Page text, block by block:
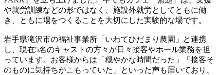
や就労訓練などの形ではなく、施設外就労としてともに働
き、ともに場をつくることを大切にした実験的な場です。
岩手県滝沢市の福祉事業所「いわてひだまり農園」と連携
し、現在5名のキャストの方々が日々接客やホール業務を担
っています。お客様からは「穏やかな時間だった」「接客そ
のものに気持ちがこもっていた」といった声も届いており、